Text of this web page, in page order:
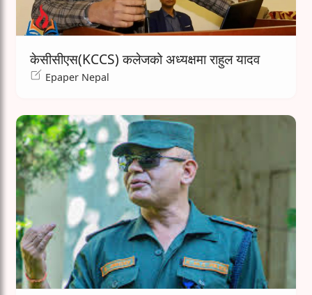
केसीसीएस(KCCS) कलेजको अध्यक्षमा राहुल यादव
Epaper Nepal